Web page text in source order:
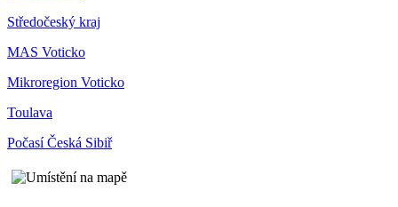
Středočeský kraj
MAS Voticko
Mikroregion Voticko
Toulava
Počasí Česká Sibiř